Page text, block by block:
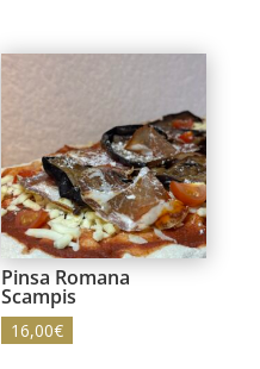
Pinsa Romana
Scampis
16,00€